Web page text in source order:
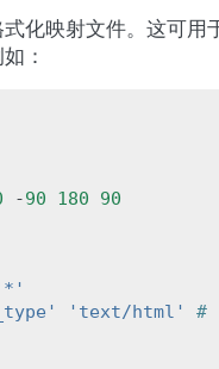
化映射文件。这可用
：
-90 180
90
'text/html'
#